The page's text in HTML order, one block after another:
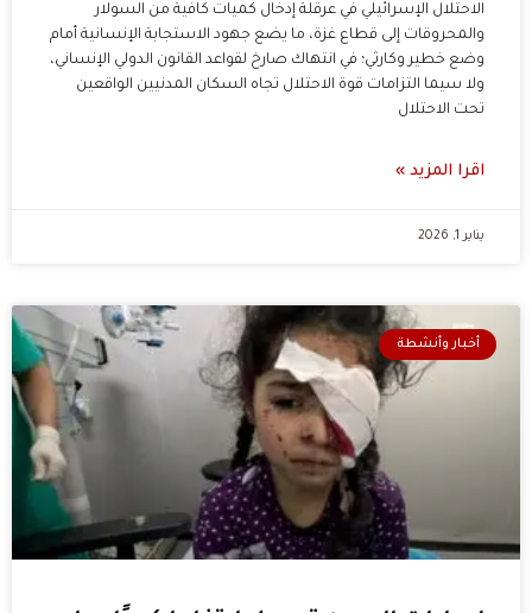
الاحتلال الإسرائيلي في عرقلة إدخال كميات كافية من السولار
والمحروقات إلى قطاع غزة، ما يضع جهود الاستجابة الإنسانية أمام
وضع خطير وكارثي؛ في انتهاك صارخ لقواعد القانون الدولي الإنساني،
ولا سيما التزامات قوة الاحتلال تجاه السكان المدنيين الواقعين
تحت الاحتلال
اقرا المزيد »
يناير 1, 2026
أخبار وأنشطة